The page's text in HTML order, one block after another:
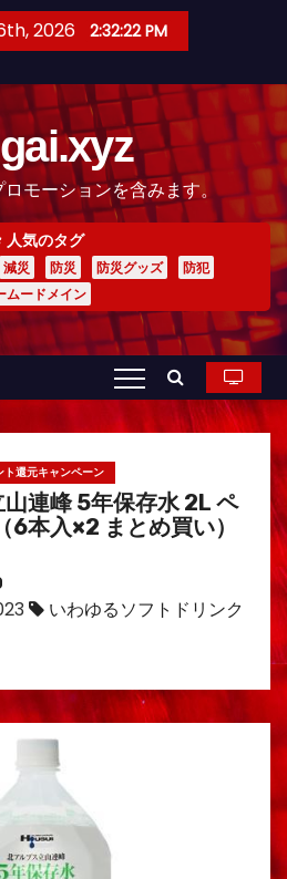
2026 2:32:24 PM
モーションを含みます。
人気のタグ
減災 防災 防災グッズ
防犯
ムードメイン
還元キャンペーン
連峰 5年保存水 2L ペ
6本入×2 まとめ買い）
いわゆるソフトドリンク